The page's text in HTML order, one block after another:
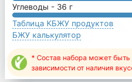
Углеводы - 36 г
Таблица КБЖУ продуктов
БЖУ калькулятор
* Состав набора может быть
зависимости от наличия